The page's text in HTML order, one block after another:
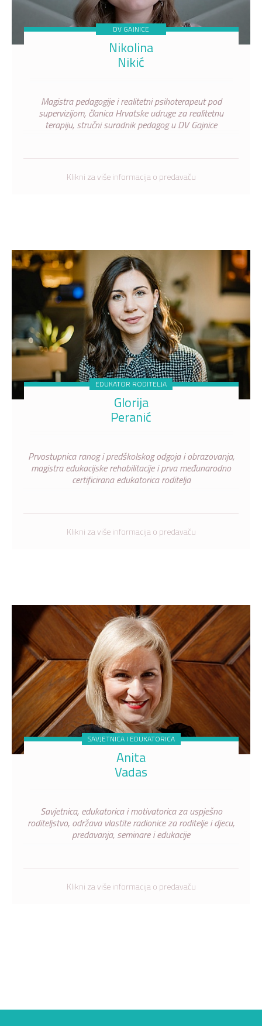
DV GAJNICE
Nikolina
Nikić
Magistra pedagogije i realitetni psihoterapeut pod
supervizijom, članica Hrvatske udruge za realitetnu
terapiju, stručni suradnik pedagog u DV Gajnice
Klikni za više informacija o predavaču
EDUKATOR RODITELJA
Glorija
Peranić
Prvostupnica ranog i predškolskog odgoja i obrazovanja,
magistra edukacijske rehabilitacije i prva međunarodno
certificirana edukatorica roditelja
Klikni za više informacija o predavaču
SAVJETNICA I EDUKATORICA
Anita
Vadas
Savjetnica, edukatorica i motivatorica za uspješno
roditeljstvo, održava vlastite radionice za roditelje i djecu,
predavanja, seminare i edukacije
Klikni za više informacija o predavaču